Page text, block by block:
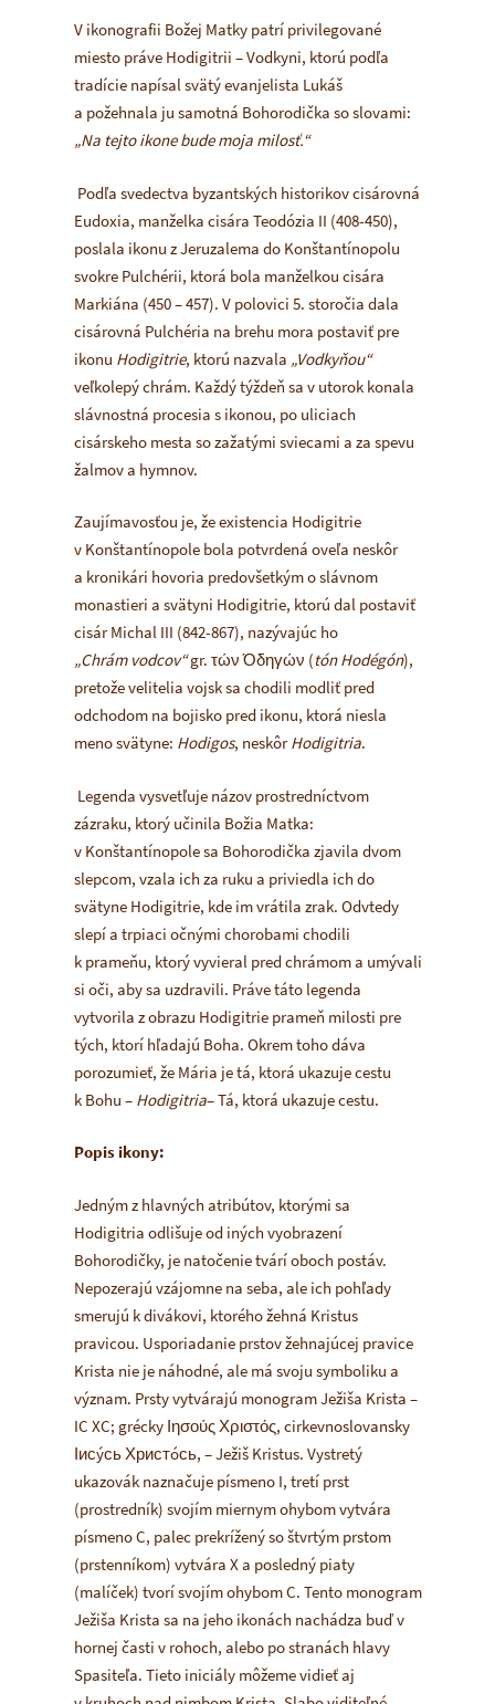
V ikonografii Božej Matky patrí privilegované
miesto práve Hodigitrii – Vodkyni, ktorú podľa
tradície napísal svätý evanjelista Lukáš
a požehnala ju samotná Bohorodička so slovami:
„Na tejto ikone bude moja milosť.“
Podľa svedectva byzantských historikov cisárovná
Eudoxia, manželka cisára Teodózia II (408-450),
poslala ikonu z Jeruzalema do Konštantínopolu
svokre Pulchérii, ktorá bola manželkou cisára
Markiána (450 – 457). V polovici 5. storočia dala
cisárovná Pulchéria na brehu mora postaviť pre
ikonu Hodigitrie, ktorú nazvala „Vodkyňou“
veľkolepý chrám. Každý týždeň sa v utorok konala
slávnostná procesia s ikonou, po uliciach
cisárskeho mesta so zažatými sviecami a za spevu
žalmov a hymnov.
Zaujímavosťou je, že existencia Hodigitrie
v Konštantínopole bola potvrdená oveľa neskôr
a kronikári hovoria predovšetkým o slávnom
monastieri a svätyni Hodigitrie, ktorú dal postaviť
cisár Michal III (842-867), nazývajúc ho
„Chrám vodcov“gr. τών Όδηγών (tón Hodégón),
pretože velitelia vojsk sa chodili modliť pred
odchodom na bojisko pred ikonu, ktorá niesla
meno svätyne: Hodigos, neskôrHodigitria.
Legenda vysvetľuje názov prostredníctvom
zázraku, ktorý učinila Božia Matka:
v Konštantínopole sa Bohorodička zjavila dvom
slepcom, vzala ich za ruku a priviedla ich do
svätyne Hodigitrie, kde im vrátila zrak. Odvtedy
slepí a trpiaci očnými chorobami chodili
k prameňu, ktorý vyvieral pred chrámom a umývali
si oči, aby sa uzdravili. Práve táto legenda
vytvorila z obrazu Hodigitrie prameň milosti pre
tých, ktorí hľadajú Boha. Okrem toho dáva
porozumieť, že Mária je tá, ktorá ukazuje cestu
k Bohu – Hodigitria– Tá, ktorá ukazuje cestu.
Popis ikony:
Jedným z hlavných atribútov, ktorými sa
Hodigitria odlišuje od iných vyobrazení
Bohorodičky, je natočenie tvárí oboch postáv.
Nepozerajú vzájomne na seba, ale ich pohľady
smerujú k divákovi, ktorého žehná Kristus
pravicou. Usporiadanie prstov žehnajúcej pravice
Krista nie je náhodné, ale má svoju symboliku a
význam. Prsty vytvárajú monogram Ježiša Krista –
IC XC; grécky Ιησούς Χριστός, cirkevnoslovansky
Іисýсь Христóсь, – Ježiš Kristus. Vystretý
ukazovák naznačuje písmeno I, tretí prst
(prostredník) svojím miernym ohybom vytvára
písmeno C, palec prekrížený so štvrtým prstom
(prstenníkom) vytvára X a posledný piaty
(malíček) tvorí svojím ohybom C. Tento monogram
Ježiša Krista sa na jeho ikonách nachádza buď v
hornej časti v rohoch, alebo po stranách hlavy
Spasiteľa. Tieto iniciály môžeme vidieť aj